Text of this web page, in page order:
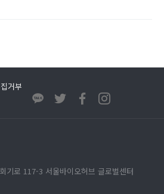
거부
기로 117-3 서울바이오허브 글로벌센터